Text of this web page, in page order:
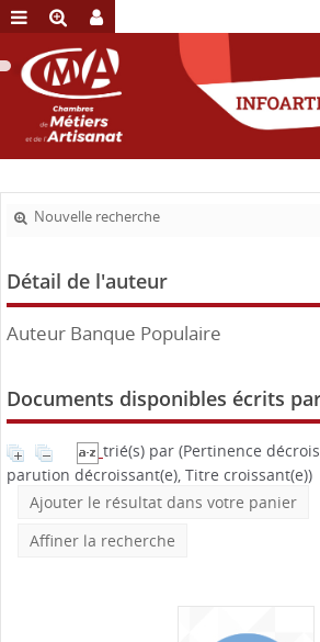
Nouvelle recherche
Détail de l'auteur
Auteur Banque Populaire
Documents disponibles écrits
trié(s) par (Pertinence
parution décroissant(e), Titre croissant(e))
Ajouter le résultat dans votre panier
Affiner la recherche